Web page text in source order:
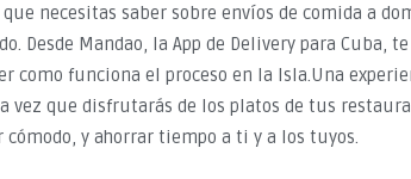
necesitas saber sobre envíos de comida a
Desde Mandao, la App de Delivery para Cuba,
como funciona el proceso en la Isla.Una
vez que disfrutarás de los platos de tus
cómodo, y ahorrar tiempo a ti y a los tuyos.